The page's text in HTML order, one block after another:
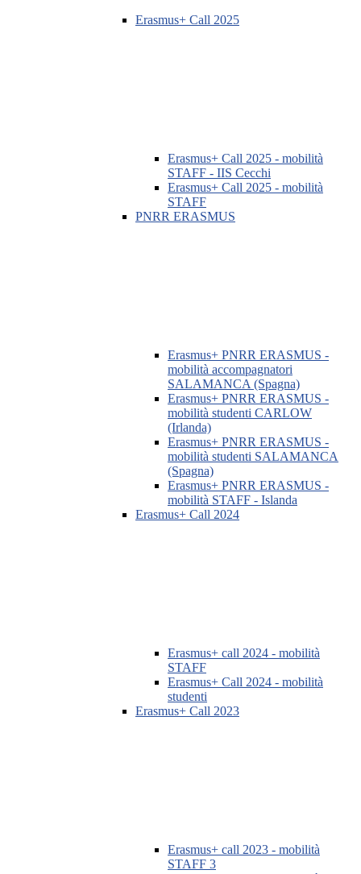
Erasmus+ Call 2025
Erasmus+ Call 2025 - mobilità
STAFF - IIS Cecchi
Erasmus+ Call 2025 - mobilità
STAFF
PNRR ERASMUS
Erasmus+ PNRR ERASMUS -
mobilità accompagnatori
SALAMANCA (Spagna)
Erasmus+ PNRR ERASMUS -
mobilità studenti CARLOW
(Irlanda)
Erasmus+ PNRR ERASMUS -
mobilità studenti SALAMANCA
(Spagna)
Erasmus+ PNRR ERASMUS -
mobilità STAFF - Islanda
Erasmus+ Call 2024
Erasmus+ call 2024 - mobilità
STAFF
Erasmus+ Call 2024 - mobilità
studenti
Erasmus+ Call 2023
Erasmus+ call 2023 - mobilità
STAFF 3